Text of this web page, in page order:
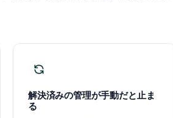
解決済みの管理が手動だと止ま
る